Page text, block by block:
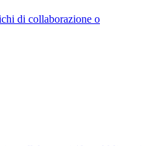
di collaborazione o